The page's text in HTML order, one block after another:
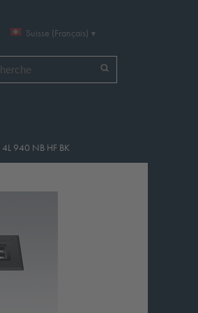
Suisse (Français)
940 NB HF BK